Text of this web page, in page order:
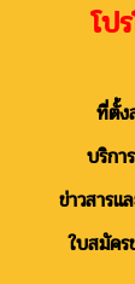
น์ โป
ที่ตั้ง
บริกา
ข่าวสารแ
ใบสมัคร